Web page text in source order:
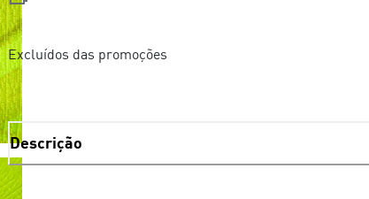
Excluídos das promoções
Descrição